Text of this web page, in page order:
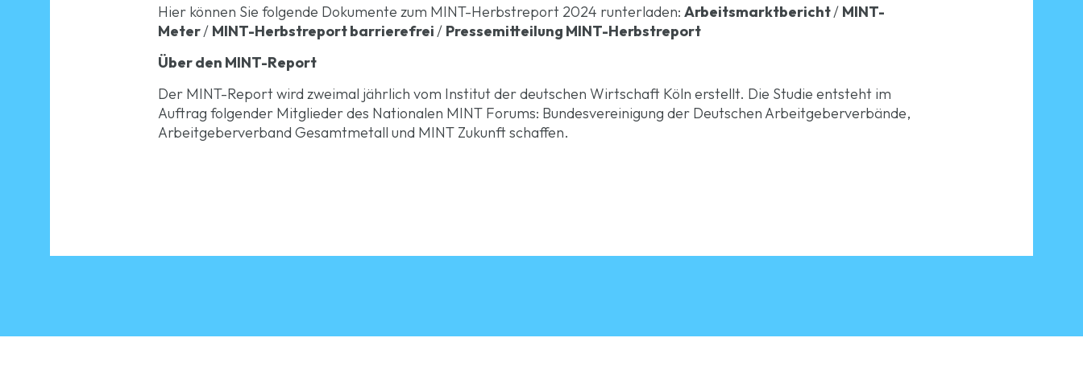
Hier können Sie folgende Dokumente zum MINT-Herbstreport 2024 runterladen: Arbeitsmarktbericht/ MINT-
Meter/ MINT-Herbstreport barrierefrei/ Pressemitteilung MINT-Herbstreport
Über den MINT-Report
Der MINT-Report wird zweimal jährlich vom Institut der deutschen Wirtschaft Köln erstellt. Die Studie entsteht im
Auftrag folgender Mitglieder des Nationalen MINT Forums: Bundesvereinigung der Deutschen Arbeitgeberverbände,
Arbeitgeberverband Gesamtmetall und MINT Zukunft schaffen.